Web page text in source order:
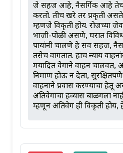
जे सहज आहे, नैसर्गिक आहे
करतो. तीच खरे तर प्रकृती
म्हणजे विकृती होय. रोजच्या
भाजी-पोळी असणे, घरात
पायांनी चालणे हे सर्व सहज,
तसेच वागतात. हाच न्याय
मर्यादित वेगाने वाहन चालवत,
निर्माण होऊ न देता,
वाहनाने प्रवास करण्याचा
अतिवेगाचा हव्यास बाळगला
म्हणून अतिवेग ही विकृती होय,